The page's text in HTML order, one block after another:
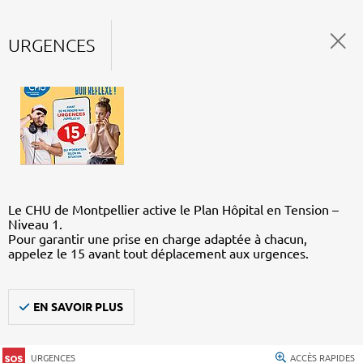
URGENCES
Le CHU de Montpellier active le Plan Hôpital en Tension –
Niveau 1.
Pour garantir une prise en charge adaptée à chacun,
appelez le 15 avant tout déplacement aux urgences.
EN SAVOIR PLUS
URGENCES ACCÈS RAPIDES